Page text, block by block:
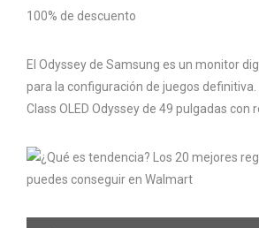
100% de descuento
El Odyssey de Samsung es un monitor
para la configuración de juegos
Class OLED Odyssey de 49 pulgadas con